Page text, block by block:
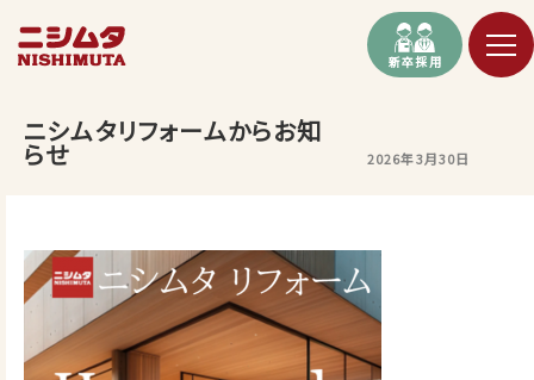
新卒採用
ニシムタリフォームからお知
らせ 2026年3月30日